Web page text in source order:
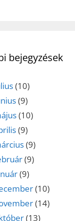
bejegyzések
(10)
(9)
(10)
(9)
(9)
(9)
(9)
(10)
(14)
(13)